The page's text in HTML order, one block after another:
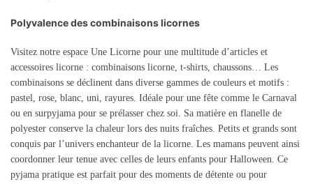
Polyvalence des combinaisons licornes
Visitez notre espace Une Licorne pour une multitude d’articles et
accessoires licorne : combinaisons licorne, t-shirts, chaussons… Les
combinaisons se déclinent dans diverse gammes de couleurs et motifs :
pastel, rose, blanc, uni, rayures. Idéale pour une fête comme le Carnaval
ou en surpyjama pour se prélasser chez soi. Sa matière en flanelle de
polyester conserve la chaleur lors des nuits fraîches. Petits et grands sont
conquis par l’univers enchanteur de la licorne. Les mamans peuvent ainsi
coordonner leur tenue avec celles de leurs enfants pour Halloween. Ce
pyjama pratique est parfait pour des moments de détente ou pour